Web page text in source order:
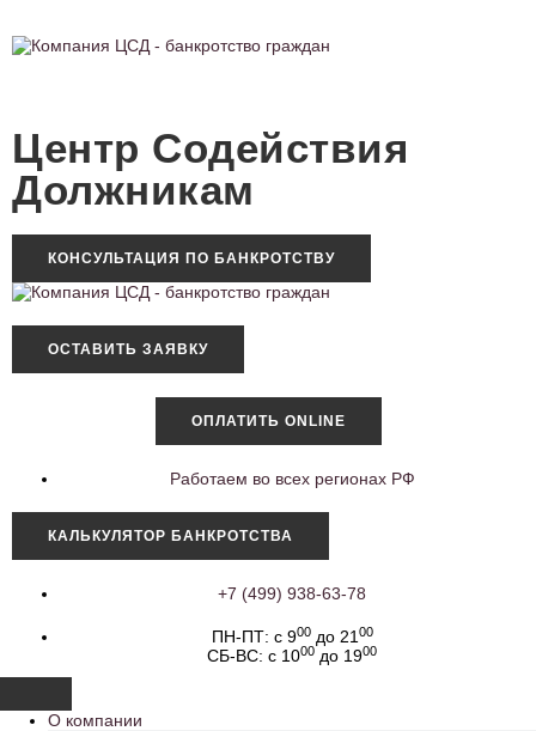
Центр Содействия
Должникам
КОНСУЛЬТАЦИЯ ПО БАНКРОТСТВУ
ОСТАВИТЬ ЗАЯВКУ
ОПЛАТИТЬ ONLINE
Работаем во всех регионах РФ
КАЛЬКУЛЯТОР БАНКРОТСТВА
+7 (499) 938-63-78
ПН-ПТ: с 900до 21 00
СБ-ВС: с 1000 до 1900
О компании